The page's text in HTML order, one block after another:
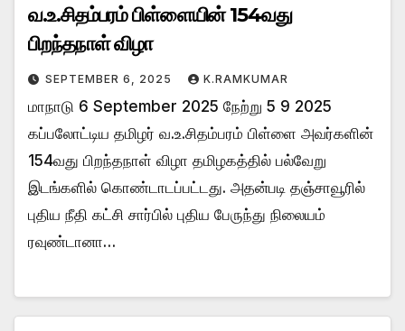
வ.உ.சிதம்பரம் பிள்ளையின் 154வது
பிறந்தநாள் விழா
SEPTEMBER 6, 2025 K.RAMKUMAR
மாநாடு 6 September 2025 நேற்று 5 9 2025
கப்பலோட்டிய தமிழர் வ.உ.சிதம்பரம் பிள்ளை அவர்களின்
154வது பிறந்தநாள் விழா தமிழகத்தில் பல்வேறு
இடங்களில் கொண்டாடப்பட்டது. அதன்படி தஞ்சாவூரில்
புதிய நீதி கட்சி சார்பில் புதிய பேருந்து நிலையம்
ரவுண்டானா…